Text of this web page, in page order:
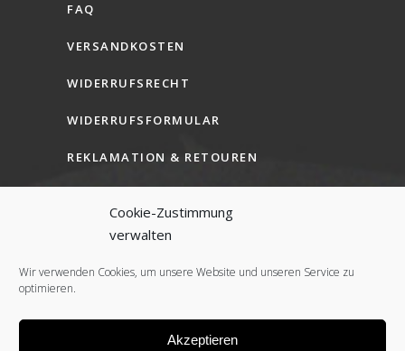
Cookie-Zustimmung
verwalten
Wir verwenden Cookies, um unsere Website und unseren Service zu
optimieren.
Akzeptieren
FAQ
VERSANDKOSTEN
WIDERRUFSRECHT
WIDERRUFSFORMULAR
REKLAMATION & RETOUREN
AGB (B2B)
COOKIE-RICHTLINIE (EU)